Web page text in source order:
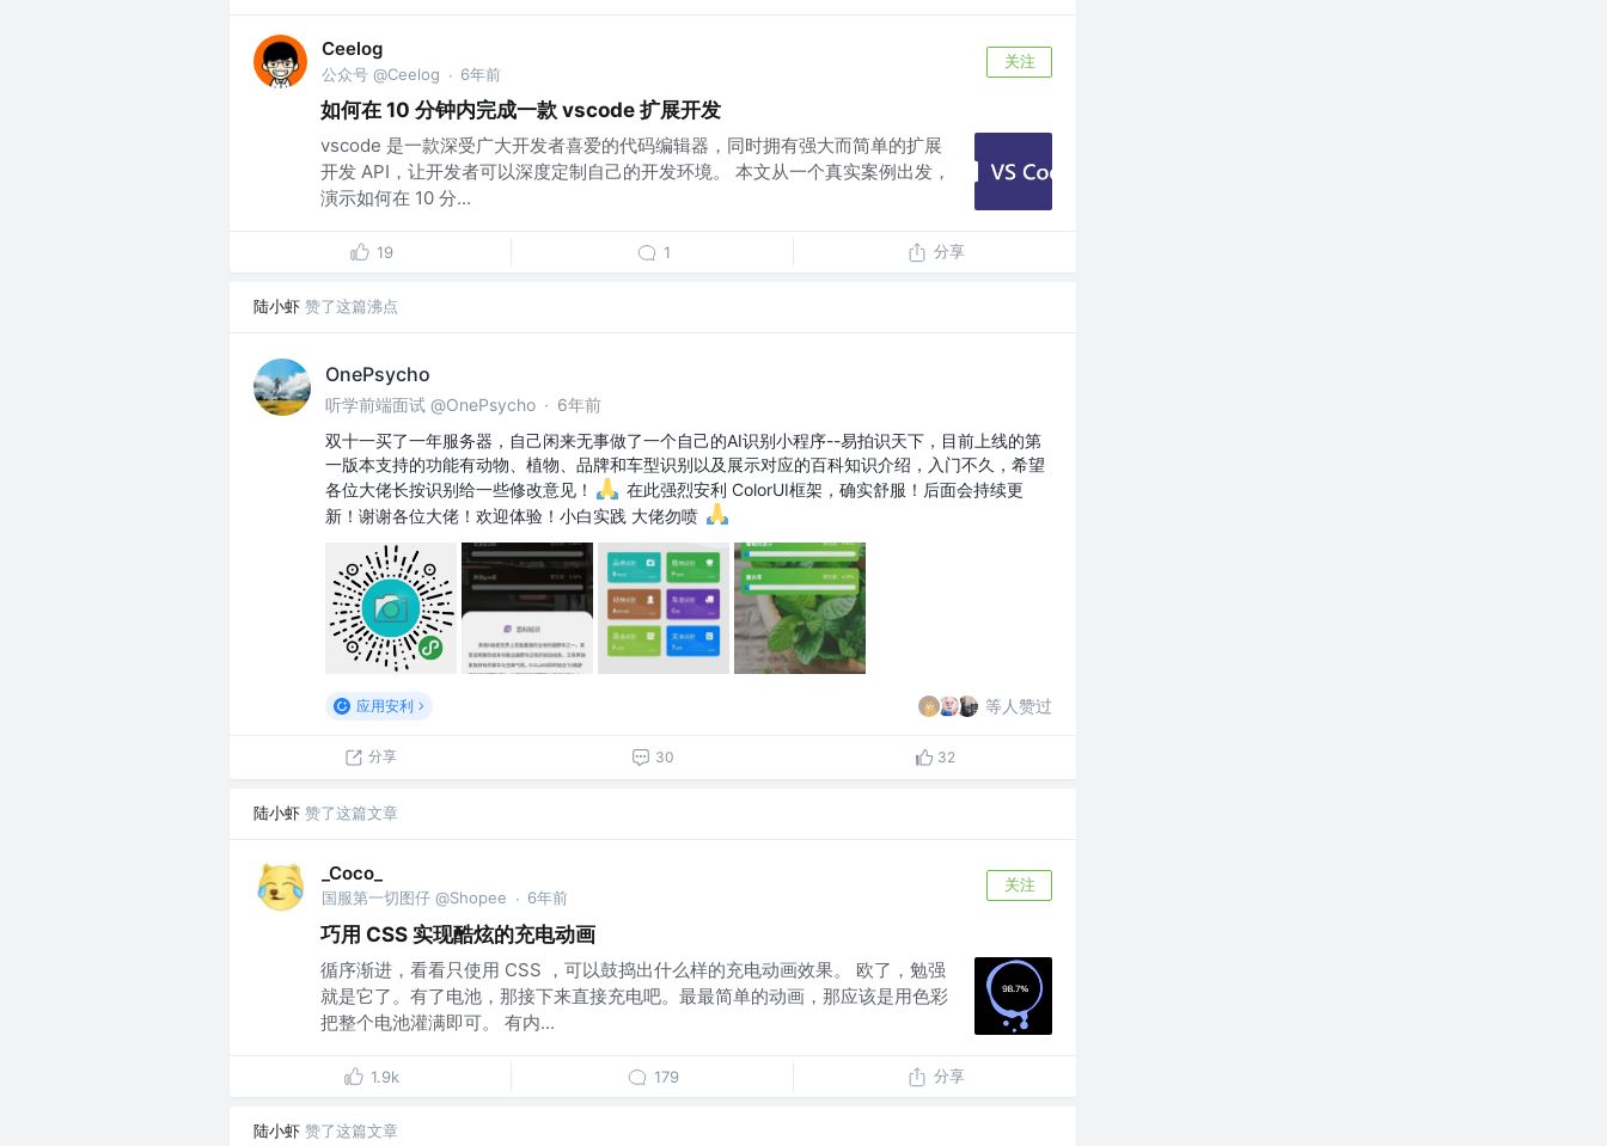
Ceelog
公众号 @Ceelog · 6年前
关注
如何在 10 分钟内完成一款 vscode 扩展开发
vscode 是一款深受广大开发者喜爱的代码编辑器，同时拥有强大而简单的扩展
开发 API，让开发者可以深度定制自己的开发环境。 本文从一个真实案例出发，
演示如何在 10 分...
19 1 分享
陆小虾 赞了这篇沸点
OnePsycho
听学前端面试 @OnePsycho · 6年前
双十一买了一年服务器，自己闲来无事做了一个自己的AI识别小程序--易拍识天下，目前上线的第
一版本支持的功能有动物、植物、品牌和车型识别以及展示对应的百科知识介绍，入门不久，希望
各位大佬长按识别给一些修改意见！
在此强烈安利 ColorUI框架，确实舒服！后面会持续更
新！谢谢各位大佬！欢迎体验！小白实践 大佬勿喷
应用安利 等人赞过
分享 30 32
陆小虾 赞了这篇文章
_Coco_
国服第一切图仔 @Shopee · 6年前
关注
巧用 CSS 实现酷炫的充电动画
循序渐进，看看只使用 CSS ，可以鼓捣出什么样的充电动画效果。 欧了，勉强
就是它了。有了电池，那接下来直接充电吧。最最简单的动画，那应该是用色彩
把整个电池灌满即可。 有内...
1.9k 179 分享
陆小虾 赞了这篇文章